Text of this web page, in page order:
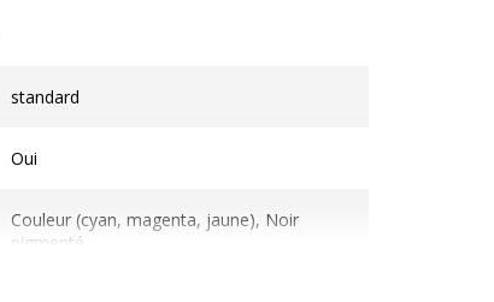
standard
Oui
Couleur (cyan, magenta, jaune), Noir
pigmenté